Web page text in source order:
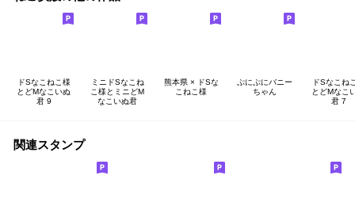
ドSなこねこ様
とどMなこいぬ
君 9
ミニドSなこね
こ様とミニどM
なこいぬ君
熊本県 × ドSな
こねこ様
ぷにぷにバニー
ちゃん
ドSなこね
とどMなこ
君 7
関連スタンプ